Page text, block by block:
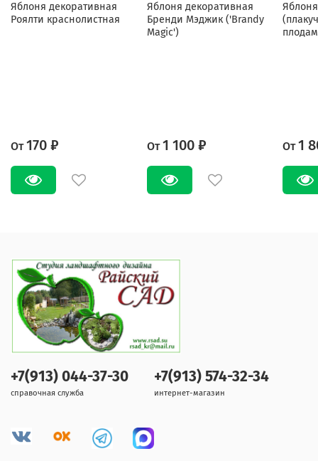
Яблоня декоративная
Роялти краснолистная
От 170 ₽
Яблоня декоративная
Бренди Мэджик ('Brandy
Magic')
От 1 100 ₽ От 1
+7(913) 044-37-30
справочная служба
+7(913) 574-32-34
интернет-магазин